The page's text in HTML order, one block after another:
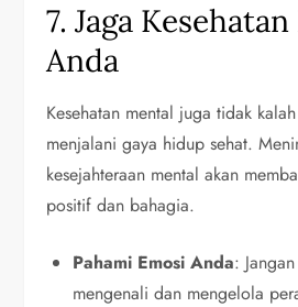
7. Jaga
Anda
Kesehatan mental juga tidak
menjalani gaya hidup sehat.
kesejahteraan mental akan
positif dan bahagia.
Pahami Emosi Anda:
mengenali dan mengelola